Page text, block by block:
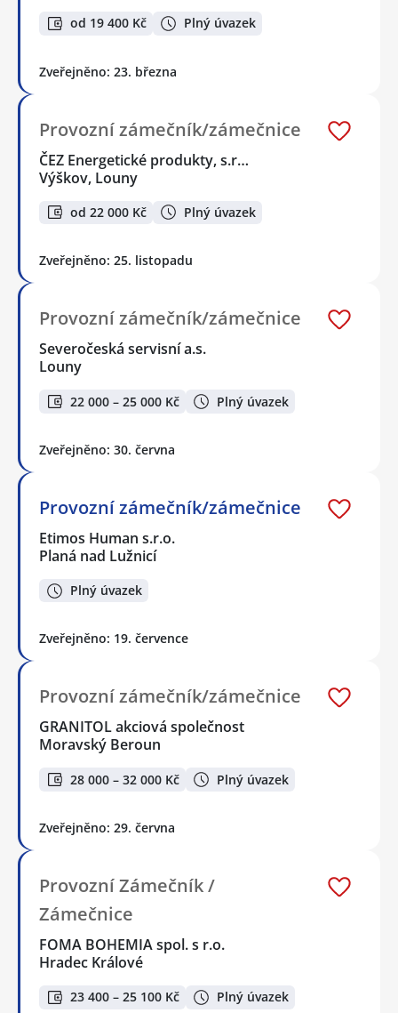
od 19 400 Kč Plný úvazek
Zveřejněno: 23. března
Provozní zámečník/zámečnice
ČEZ Energetické produkty, s.r…
Výškov, Louny
od 22 000 Kč Plný úvazek
Zveřejněno: 25. listopadu
Provozní zámečník/zámečnice
Severočeská servisní a.s.
Louny
22 000 – 25 000 Kč Plný úvazek
Zveřejněno: 30. června
Provozní zámečník/zámečnice
Etimos Human s.r.o.
Planá nad Lužnicí
Plný úvazek
Zveřejněno: 19. července
Provozní zámečník/zámečnice
GRANITOL akciová společnost
Moravský Beroun
28 000 – 32 000 Kč Plný úvazek
Zveřejněno: 29. června
Provozní Zámečník /
Zámečnice
FOMA BOHEMIA spol. s r.o.
Hradec Králové
23 400 – 25 100 Kč Plný úvazek